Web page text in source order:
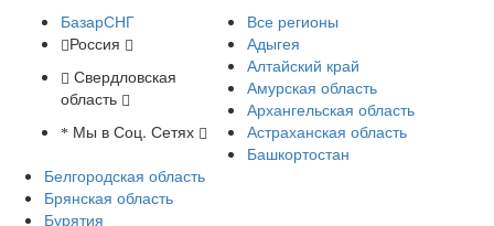
БазарСНГ
Россия
Свердловская
область
Мы в Соц. Сетях
Все регионы
Адыгея
Алтайский край
Амурская область
Архангельская область
Астраханская область
Башкортостан
Белгородская область
Брянская область
Бурятия